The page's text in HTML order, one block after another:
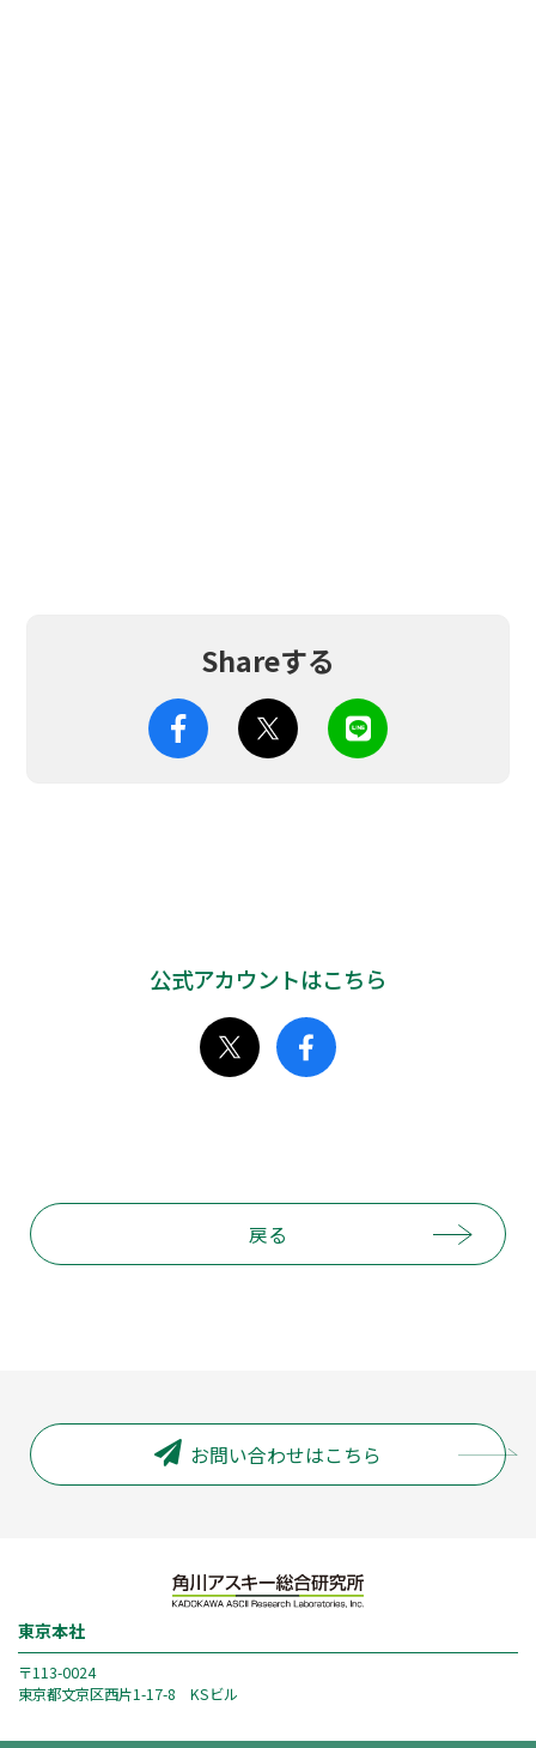
Shareする
公式アカウントはこちら
戻る
お問い合わせはこちら
東京本社
〒113-0024
東京都文京区西片1-17-8 KSビル